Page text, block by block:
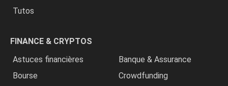
Tutos
FINANCE & CRYPTOS
Astuces financières
Banque & Assurance
Bourse
Crowdfunding